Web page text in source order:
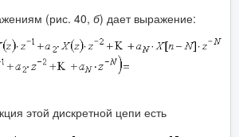
(рис. 40, б) дает выражение:
этой дискретной цепи есть